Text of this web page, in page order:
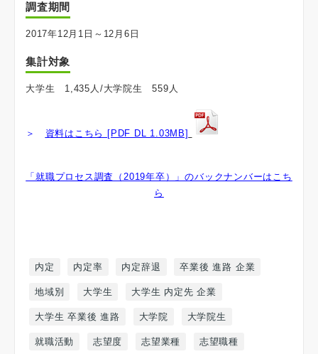
調査期間
2017年12月1日～12月6日
集計対象
大学生 1,435人/大学院生 559人
＞ 資料はこちら [PDF DL 1.03MB]
「就職プロセス調査（2019年卒）」のバックナンバーはこち
ら
内定 内定率 内定辞退 卒業後 進路 企業
地域別 大学生 大学生 内定先 企業
大学生 卒業後 進路 大学院 大学院生
就職活動 志望度 志望業種 志望職種